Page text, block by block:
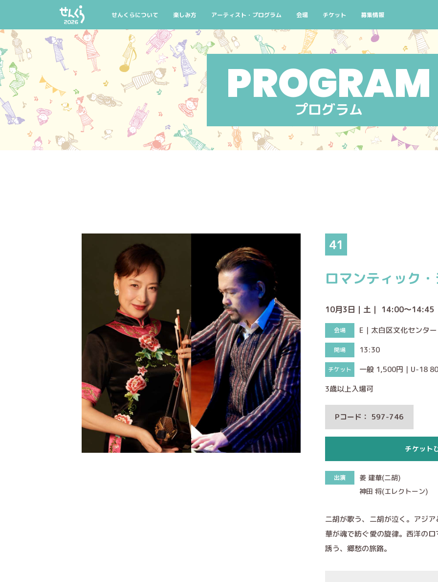
せんくらについて
開催概要
せんくらデビュー
楽しみ方
今年の聴きどころ！
おすすめ公演・ハシゴコース
公式グッズ
託児のご案内
アーティスト・プログラム
公演スケジュール 10/3(土)
公演スケジュール 10/4(日)
公演番号から探す
アーティストから探す
AIYPCタイアップ
せんくらおでかけコン
マイリスト
会場
チケット
主催者団体会員先行販売のご案内
コ
イ
募集情報
せんくらおでかけコンサー
プログラム
41
ロマンティック
10月3日｜土｜ 14:00～14:45
E｜太白区文化センタ
13:30
一般 1,500円｜U-18
3歳以上入場可
Pコード： 597-746
チケット
出演
姜 建華(二胡)
神田 将(エレクトーン)
二胡が歌う、二胡が泣く。アジ
華が魂で紡ぐ愛の旋律。西洋の
誘う、郷愁の旅路。
公式グッズ
託児のご案内
マイリスト